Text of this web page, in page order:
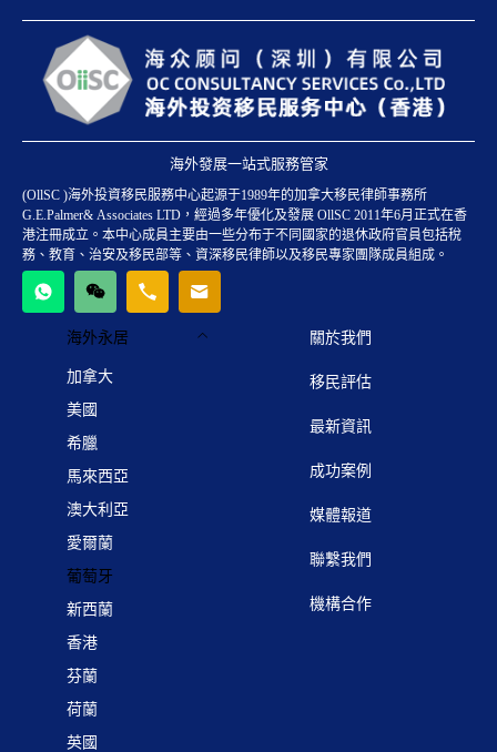
海外發展一站式服務管家
(OllSC )海外投資移民服務中心起源于1989年的加拿大移民律師事務所
G.E.Palmer& Associates LTD，經過多年優化及發展 OllSC 2011年6月正式在香
港注冊成立。本中心成員主要由一些分布于不同國家的退休政府官員包括稅
務、教育、治安及移民部等、資深移民律師以及移民專家團隊成員組成。
海外永居
加拿大
美國
希臘
馬來西亞
澳大利亞
愛爾蘭
葡萄牙
新西蘭
香港
芬蘭
荷蘭
英國
關於我們
移民評估
最新資訊
成功案例
媒體報道
聯繫我們
機構合作